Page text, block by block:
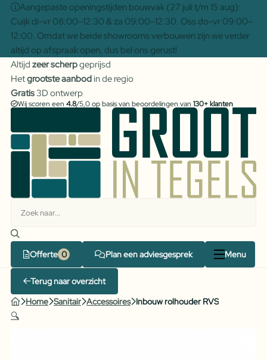
Aangepaste openingstijden bouwvak (27 juli t/m 15 aug):
Cuijk di-vr 08:00–12:30 & za 09:00–12:30. Oss do-vr 09:00–
12:00. Omdat we beide showrooms verbouwen zijn we verder
altijd op afspraak open, dus bel ons gerust!
Altijd zeer scherpgeprijsd
Hetgrootste aanbodin de regio
Gratis3D ontwerp
Wij scoren een 4.8/5,0 op basis van beoordelingen van 130+ klanten
Offerte Plan een adviesgesprek Menu
Terug naar overzicht
Home Sanitair Accessoires Inbouw rolhouder RVS
🔍